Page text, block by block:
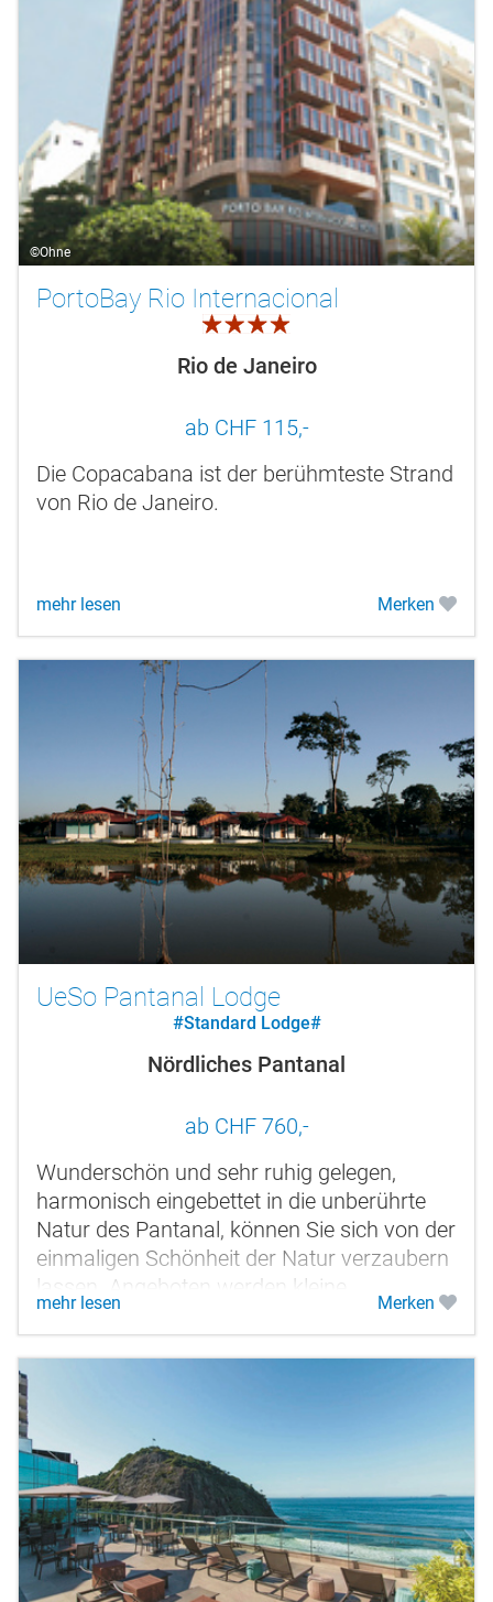
©Ohne
PortoBay Rio Internacional
4.0
Rio de Janeiro
ab CHF 115,-
Die Copacabana ist der berühmteste Strand
von Rio de Janeiro.
mehr lesen Merken
UeSo Pantanal Lodge
#Standard Lodge#
Nördliches Pantanal
ab CHF 760,-
Wunderschön und sehr ruhig gelegen,
harmonisch eingebettet in die unberührte
Natur des Pantanal, können Sie sich von der
einmaligen Schönheit der Natur verzaubern
lassen. Angeboten werden kleine
Trekkingtouren, Kanutouren, Reittouren...
mehr lesen Merken